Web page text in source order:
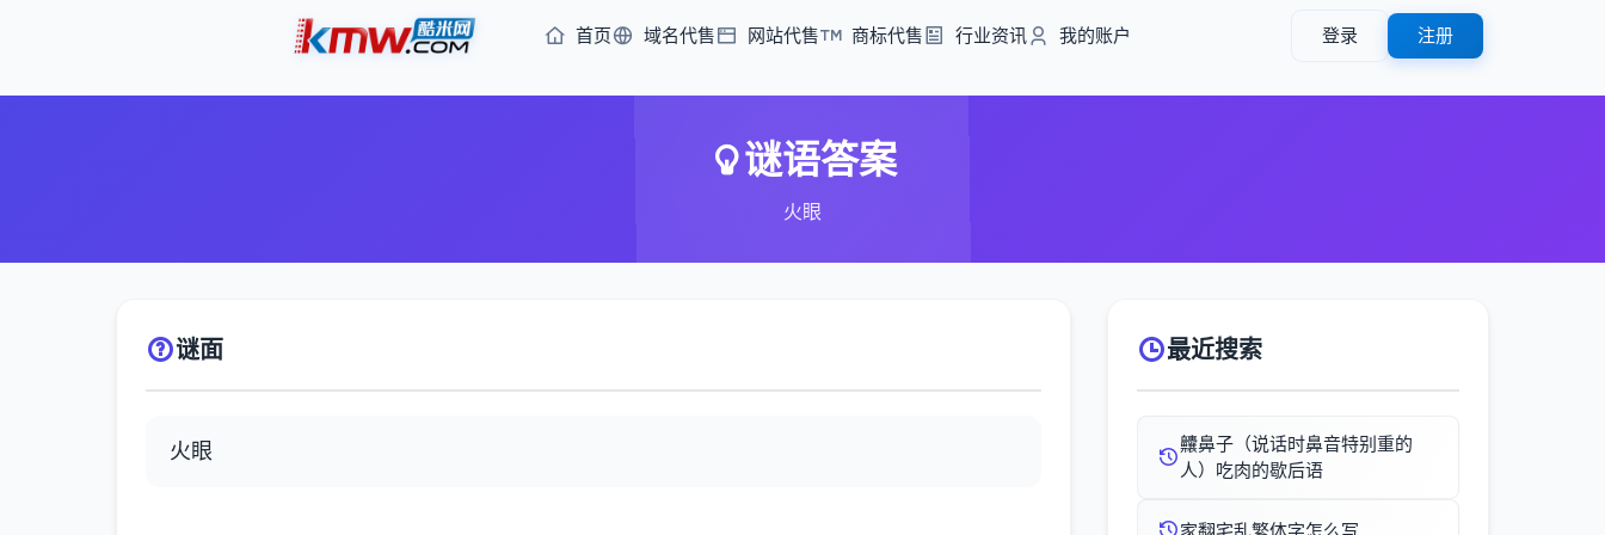
首页 域名代售 网站代售 商标代售 行业资讯 我的账户 登录 注册
谜语答案
火眼
谜面
火眼
最近搜索
齉鼻子（说话时鼻音特别重的
人）吃肉的歇后语
家翻宅乱繁体字怎么写